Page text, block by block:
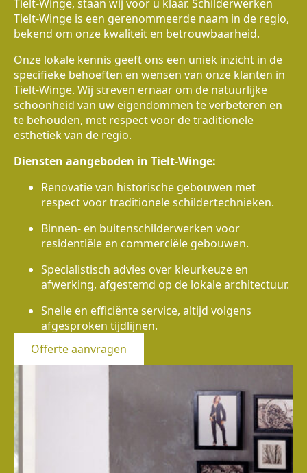
Tielt-Winge, staan wij voor u klaar. Schilderwerken
Tielt-Winge is een gerenommeerde naam in de regio,
bekend om onze kwaliteit en betrouwbaarheid.
Onze lokale kennis geeft ons een uniek inzicht in de
specifieke behoeften en wensen van onze klanten in
Tielt-Winge. Wij streven ernaar om de natuurlijke
schoonheid van uw eigendommen te verbeteren en
te behouden, met respect voor de traditionele
esthetiek van de regio.
Diensten aangeboden in Tielt-Winge:
Renovatie van historische gebouwen met
respect voor traditionele schildertechnieken.
Binnen- en buitenschilderwerken voor
residentiële en commerciële gebouwen.
Specialistisch advies over kleurkeuze en
afwerking, afgestemd op de lokale architectuur.
Snelle en efficiënte service, altijd volgens
afgesproken tijdlijnen.
Offerte aanvragen